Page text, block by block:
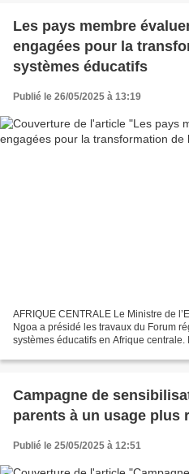
Les pays membre
engagées pour la
systèmes éducatifs
Publié le 26/05/2025 à 13:19
AFRIQUE CENTRALE Le Ministre de
Ngoa a présidé les travaux du Forum
systèmes éducatifs en Afrique
Campagne de
parents à un usage plus
Publié le 25/05/2025 à 12:51